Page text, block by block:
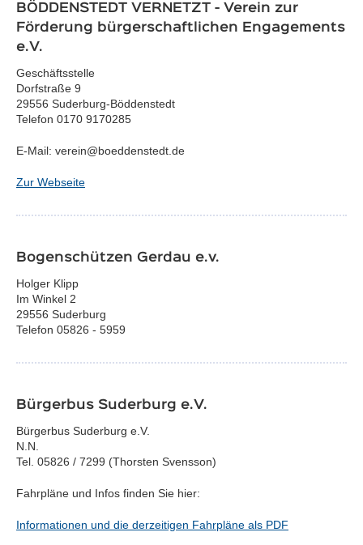
BÖDDENSTEDT VERNETZT - Verein zur
Förderung bürgerschaftlichen Engagements
e.V.
Geschäftsstelle
Dorfstraße 9
29556 Suderburg-Böddenstedt
Telefon 0170 9170285
E-Mail: verein@boeddenstedt.de
Zur Webseite
Bogenschützen Gerdau e.v.
Holger Klipp
Im Winkel 2
29556 Suderburg
Telefon 05826 - 5959
Bürgerbus Suderburg e.V.
Bürgerbus Suderburg e.V.
N.N.
Tel. 05826 / 7299 (Thorsten Svensson)
Fahrpläne und Infos finden Sie hier:
Informationen und die derzeitigen Fahrpläne als PDF